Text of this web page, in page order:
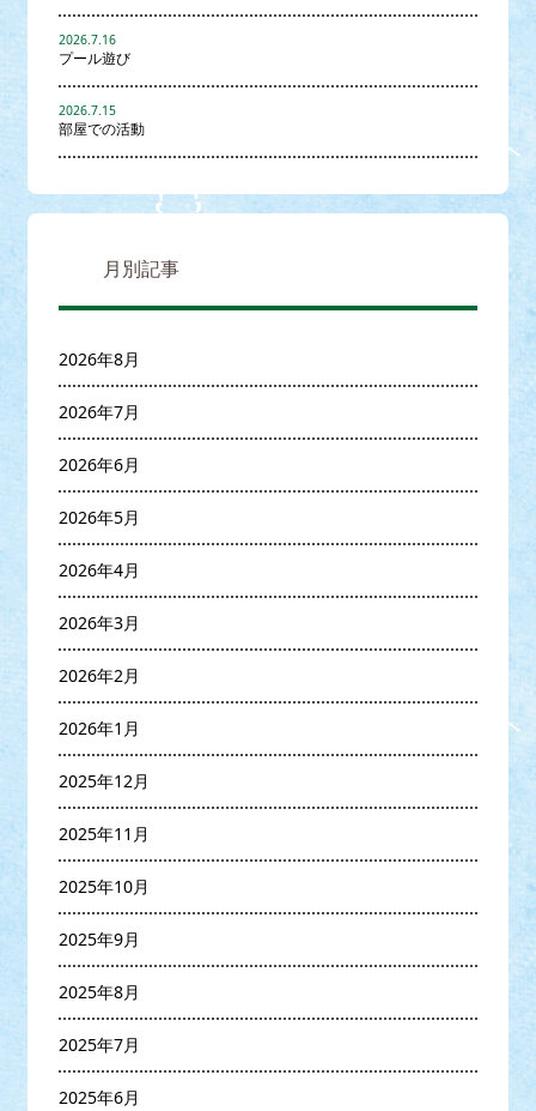
プール遊び
2026.7.16
部屋での活動
2026.7.15
月別記事
2026年8月
2026年7月
2026年6月
2026年5月
2026年4月
2026年3月
2026年2月
2026年1月
2025年12月
2025年11月
2025年10月
2025年9月
2025年8月
2025年7月
2025年6月